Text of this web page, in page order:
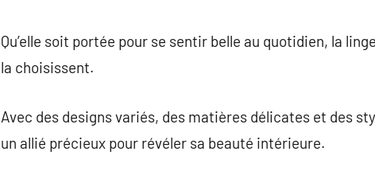
Qu’elle soit portée pour se sentir belle au quotidien, la
la choisissent.
Avec des designs variés, des matières délicates et des
un allié précieux pour révéler sa beauté intérieure.